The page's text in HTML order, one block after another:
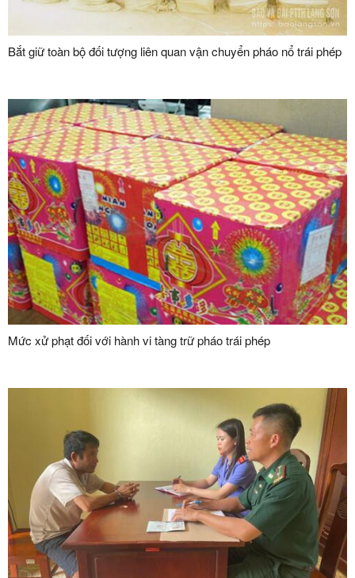
Bắt giữ toàn bộ đối tượng liên quan vận chuyển pháo nổ trái phép
Mức xử phạt đối với hành vi tàng trữ pháo trái phép